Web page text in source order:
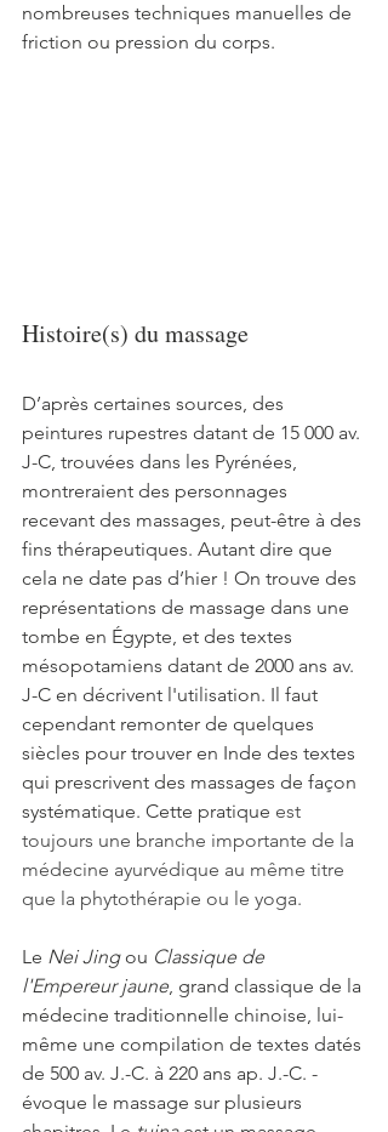
nombreuses techniques manuelles de
friction ou pression du corps.
Histoire(s) du massage
D’après certaines sources, des
peintures rupestres datant de 15 000 av.
J-C, trouvées dans les Pyrénées,
montreraient des personnages
recevant des massages, peut-être à des
fins thérapeutiques. Autant dire que
cela ne date pas d’hier ! On trouve des
représentations de massage dans une
tombe en Égypte, et des textes
mésopotamiens datant de 2000 ans av.
J-C en décrivent l'utilisation. Il faut
cependant remonter de quelques
siècles pour trouver en Inde des textes
qui prescrivent des massages de façon
systématique. Cette pratique est
toujours une branche importante de la
médecine ayurvédique au même titre
que la phytothérapie ou le yoga.
Le Nei Jing ou Classique de
l'Empereur jaune, grand classique de la
médecine traditionnelle chinoise, lui-
même une compilation de textes datés
de 500 av. J.-C. à 220 ans ap. J.-C. -
évoque le massage sur plusieurs